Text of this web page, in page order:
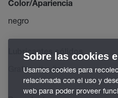
Color/Apariencia
negro
Lubricantes sólidos
Grafito ultra fino
Sobre las cookies
Usamos cookies para
relacionada con el uso y
web para poder proveer